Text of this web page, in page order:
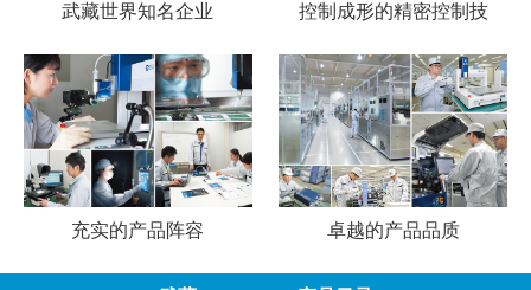
武藏世界知名企业 控制成形的精密控制技
充实的产品阵容 卓越的产品品质